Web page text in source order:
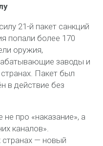
21-й пакет санкций
попали более 170
оружия,
заводы и
Пакет был
в действие без
про «наказание», а
каналов».
странах — новый